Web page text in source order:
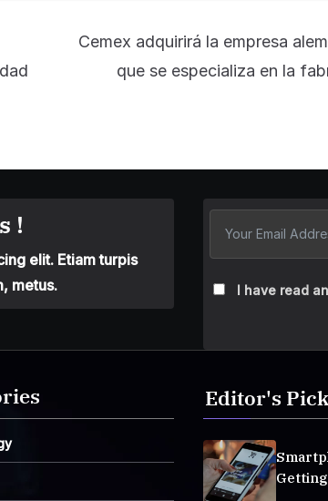
Cemex adquirirá la empresa
que se especializa en la
!
elit. Etiam turpis
metus.
I have read
Editor's Pick